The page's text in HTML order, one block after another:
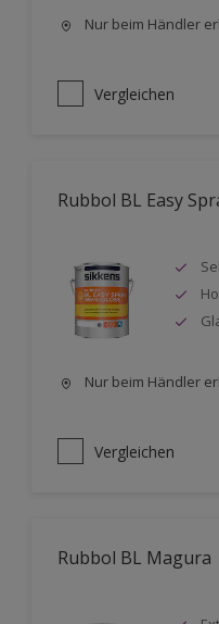
Nur beim Händler
Vergleichen
Rubbol BL Easy
Nur beim Händler
Vergleichen
Rubbol BL Magura